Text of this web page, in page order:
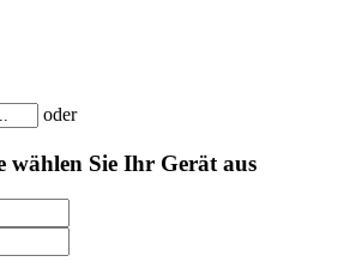
oder
wählen Sie Ihr Gerät aus